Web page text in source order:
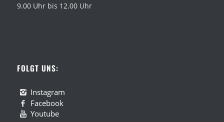
9.00 Uhr bis 12.00 Uhr
FOLGT UNS:
Instagram
Facebook
Youtube